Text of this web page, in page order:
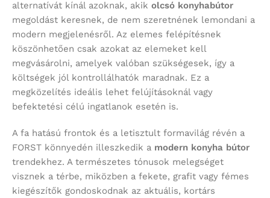
alternatívát kínál azoknak, akik olcsó konyhabútor
megoldást keresnek, de nem szeretnének lemondani a
modern megjelenésről. Az elemes felépítésnek
köszönhetően csak azokat az elemeket kell
megvásárolni, amelyek valóban szükségesek, így a
költségek jól kontrollálhatók maradnak. Ez a
megközelítés ideális lehet felújításoknál vagy
befektetési célú ingatlanok esetén is.
A fa hatású frontok és a letisztult formavilág révén a
FORST könnyedén illeszkedik a modern konyha bútor
trendekhez. A természetes tónusok melegséget
visznek a térbe, miközben a fekete, grafit vagy fémes
kiegészítők gondoskodnak az aktuális, kortárs